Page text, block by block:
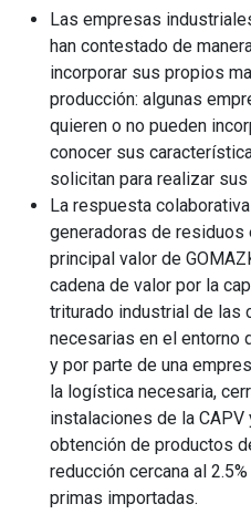
Las empresas
han contestado de
incorporar sus propios
producción: algunas
quieren o no pueden
conocer sus
solicitan para realizar
La respuesta
generadoras de
principal valor de
cadena de valor por la
triturado industrial de las
necesarias en el entorno
y por parte de una
la logística necesaria,
instalaciones de la
obtención de productos
reducción cercana al
primas importadas.